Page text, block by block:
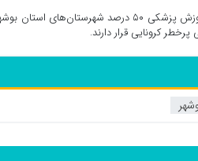
در زمان حاضر براساس اعلام سامانه ماسک متعلق به وزارت بهداشت، درمان و